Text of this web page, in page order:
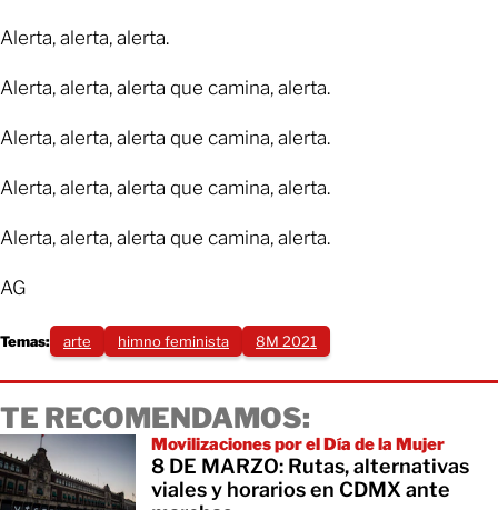
Alerta, alerta, alerta.
Alerta, alerta, alerta que camina, alerta.
Alerta, alerta, alerta que camina, alerta.
Alerta, alerta, alerta que camina, alerta.
Alerta, alerta, alerta que camina, alerta.
AG
Temas: arte himno feminista 8M 2021
TE RECOMENDAMOS:
Movilizaciones por el Día de la Mujer
8 DE MARZO: Rutas, alternativas
viales y horarios en CDMX ante